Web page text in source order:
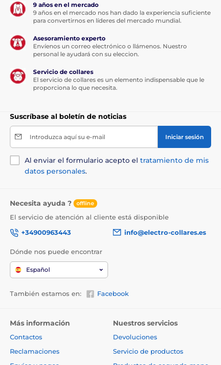
9 años en el mercado
9 años en el mercado nos han dado la experiencia suficiente
para convertirnos en líderes del mercado mundial.
Asesoramiento experto
Envíenos un correo electrónico o llámenos. Nuestro
personal le ayudará con su eleccion.
Servicio de collares
El servicio de collares es un elemento indispensable que le
proporciona lo que necesita.
Suscríbase al boletín de noticias
Introduzca aquí su e-mail Iniciar sesión
Al enviar el formulario acepto el tratamiento de mis
datos personales.
Necesita ayuda ? offline
El servicio de atención al cliente está disponible
+34900963443
info@electro-collares.es
Dónde nos puede encontrar
Español
También estamos en: Facebook
Más información
Contactos
Reclamaciones
Nuestros servicios
Devoluciones
Servicio de productos